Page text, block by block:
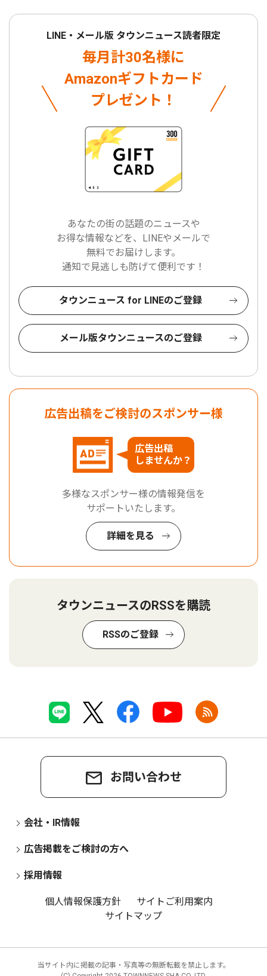
LINE・メール版 タウンニュース読者限定
毎月計30名様に
Amazonギフトカード
プレゼント！
あなたの街の話題のニュースや
お得な情報などを、LINEやメールで
無料でお届けします。
通知で見逃しも防げて便利です！
タウンニュース for LINEのご登録
メール版タウンニュースのご登録
広告出稿をご検討のスポンサー様
広告出稿
しませんか？
多様なスポンサー様の情報発信を
サポートいたします。
詳細を見る
タウンニュースのRSSを購読
RSSのご登録
お問い合わせ
会社・IR情報
広告掲載をご検討の方へ
採用情報
個人情報保護方針
サイトご利用案内
サイトマップ
当サイト内に掲載の記事・写真等の無断転載を禁止します。